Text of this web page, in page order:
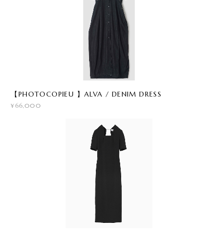
【PHOTOCOPIEU 】ALVA / DENIM DRESS
¥66,000